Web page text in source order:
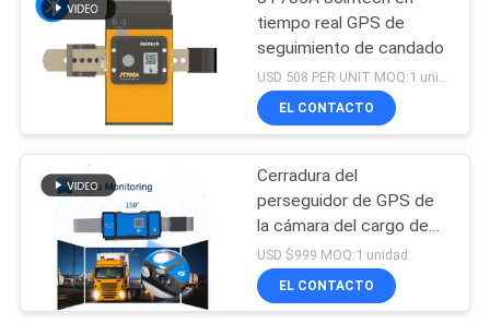
tiempo real GPS de
seguimiento de candado
USD 508 PER UNIT MOQ:1 unidad
EL CONTACTO
Cerradura del
perseguidor de GPS de
la cámara del cargo de
Jointech
USD $999 MOQ:1 unidad
EL CONTACTO